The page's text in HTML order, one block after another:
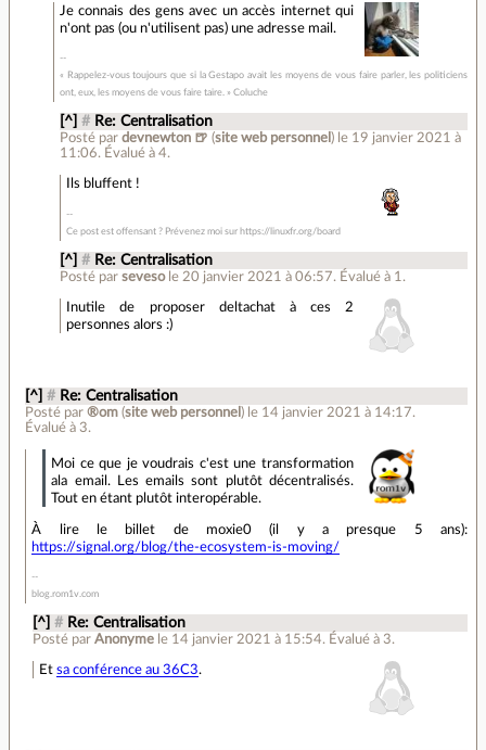
Je connais des gens avec un accès internet qui
n'ont pas (ou n'utilisent pas) une adresse mail.
« Rappelez-vous toujours que si la Gestapo avait les moyens de vous faire parler, les politiciens
ont, eux, les moyens de vous faire taire. » Coluche
[^] # Re: Centralisation
Posté pardevnewton 🍺 (site web personnel ) le 19 janvier 2021 à
11:06. Évalué à4.
Ils bluffent !
Ce post est offensant ? Prévenez moi sur https://linuxfr.org/board
[^] # Re: Centralisation
Posté parseveso le 20 janvier 2021 à 06:57. Évalué à 1 .
Inutile de proposer deltachat à ces 2
personnes alors :)
[^] # Re: Centralisation
Posté par®om (site web personnel ) le 14 janvier 2021 à 14:17.
Évalué à 3.
Moi ce que je voudrais c'est une transformation
ala email. Les emails sont plutôt décentralisés.
Tout en étant plutôt interopérable.
À lire le billet de moxie0 (il y a presque 5 ans):
https://signal.org/blog/the-ecosystem-is-moving/
blog.rom1v.com
[^] # Re: Centralisation
Posté par Anonyme le 14 janvier 2021 à 15:54. Évalué à 3.
Et sa conférence au 36C3.